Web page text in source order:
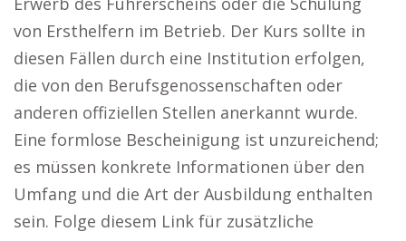
von Ersthelfern im Betrieb. Der Kurs sollte in
diesen Fällen durch eine Institution erfolgen,
die von den Berufsgenossenschaften oder
anderen offiziellen Stellen anerkannt wurde.
Eine formlose Bescheinigung ist unzureichend;
es müssen konkrete Informationen über den
Umfang und die Art der Ausbildung enthalten
sein. Folge diesem Link für zusätzliche